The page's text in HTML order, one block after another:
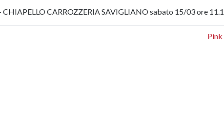
CHIAPELLO CARROZZERIA SAVIGLIANO sabato 15/03 ore
Pink